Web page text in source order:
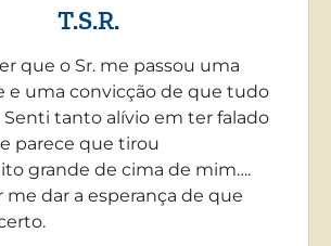
T.S.R.
que o Sr. me passou uma
e uma convicção de que tudo
Senti tanto alívio em ter falado
parece que tirou
grande de cima de mim….
me dar a esperança de que